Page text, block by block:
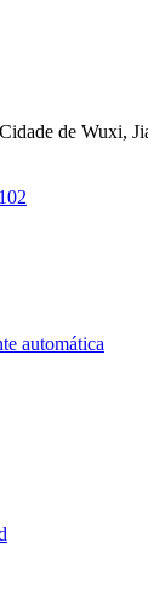
de Wuxi,
automática